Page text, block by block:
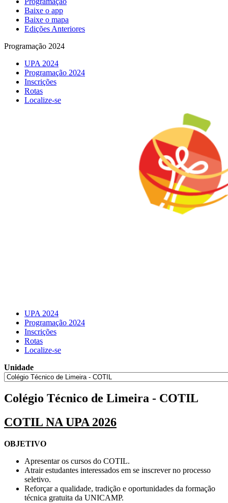
Baixe o app
Baixe o mapa
Edições Anteriores
Programação 2024
UPA 2024
Programação 2024
Inscrições
Rotas
Localize-se
UPA 2024
Programação 2024
Inscrições
Rotas
Localize-se
Unidade
Colégio Técnico de Limeira - COTIL
COTIL NA UPA 2026
OBJETIVO
Apresentar os cursos do COTIL.
Atrair estudantes interessados em se inscrever no processo
seletivo.
Reforçar a qualidade, tradição e oportunidades da formação
técnica gratuita da UNICAMP.